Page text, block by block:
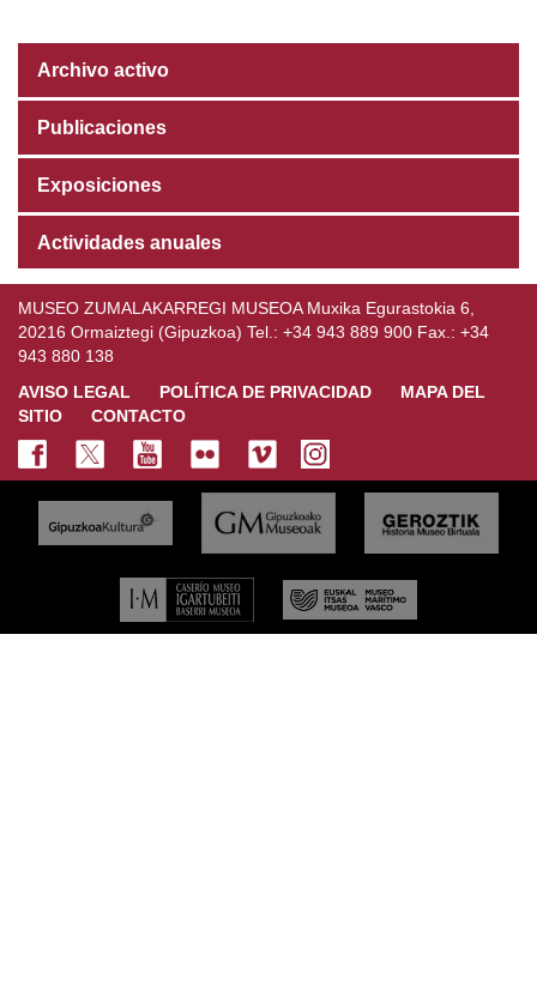
Archivo activo
Publicaciones
Exposiciones
Actividades anuales
MUSEO ZUMALAKARREGI MUSEOA Muxika Egurastokia 6,
20216 Ormaiztegi (Gipuzkoa) Tel.: +34 943 889 900 Fax.: +34
943 880 138
AVISO LEGAL
POLÍTICA DE PRIVACIDAD
MAPA DEL
SITIO
CONTACTO